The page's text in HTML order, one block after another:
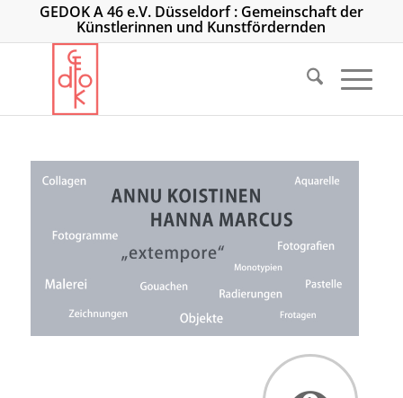
GEDOK A 46 e.V. Düsseldorf : Gemeinschaft der
Künstlerinnen und Kunstfördernden